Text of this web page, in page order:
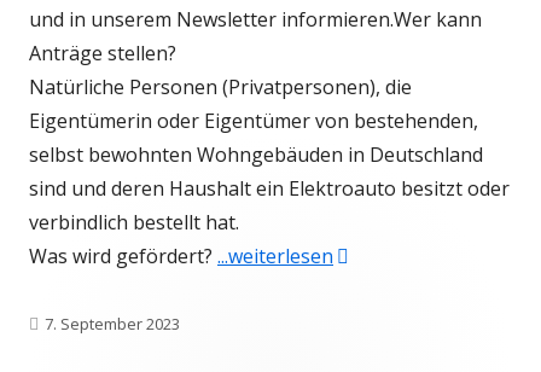
und in unserem Newsletter informieren.Wer kann
Anträge stellen?
Natürliche Personen (Privatpersonen), die
Eigentümerin oder Eigentümer von bestehenden,
selbst bewohnten Wohngebäuden in Deutschland
sind und deren Haushalt ein Elektroauto besitzt oder
verbindlich bestellt hat.
Was wird gefördert? ...weiterlesen "Neu: KFW-
Veröffentlicht
7. September 2023